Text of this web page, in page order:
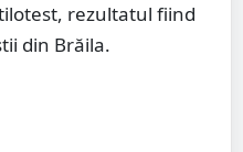
rezultatul fiind
din Brăila.